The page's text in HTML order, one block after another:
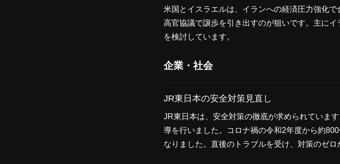
米国とイスラエルは、イランへの経済圧力強化
高官協議で譲歩を引き出すのが狙いです。主に
を検討しています。
企業・社会
JR東日本の安全対策見直し
JR東日本は、安全対策の徹底が求められていま
導を行いました。コロナ禍の令和2年度から約
なりました。直後のトラブルを受け、対策のゼロ